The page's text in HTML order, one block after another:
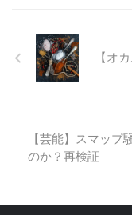
【オ
【芸能】スマップ
のか？再検証